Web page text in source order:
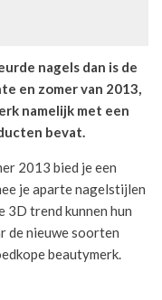
nagels dan is de
en zomer van 2013,
namelijk met een
bevat.
2013 bied je een
je aparte nagelstijlen
3D trend kunnen hun
de nieuwe soorten
beautymerk.